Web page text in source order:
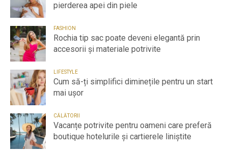
pierderea apei din piele
FASHION
Rochia tip sac poate deveni elegantă prin
accesorii și materiale potrivite
LIFESTYLE
Cum să-ți simplifici diminețile pentru un start
mai ușor
CĂLĂTORII
Vacanțe potrivite pentru oameni care preferă
boutique hotelurile și cartierele liniștite